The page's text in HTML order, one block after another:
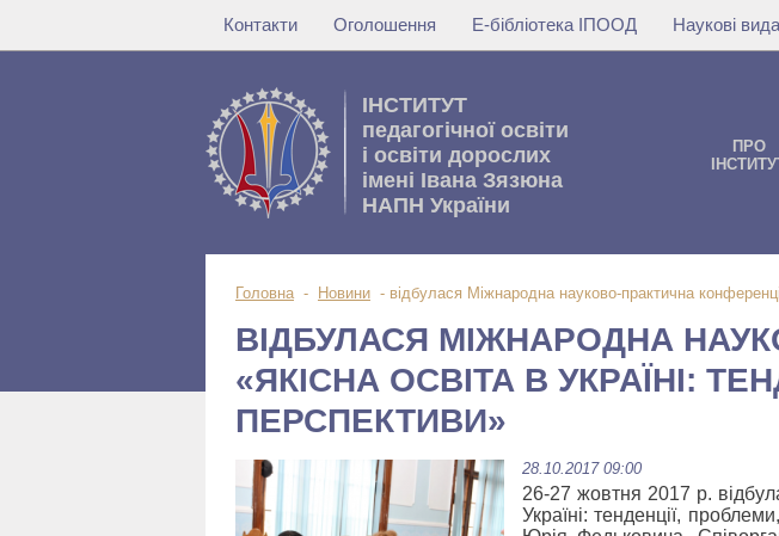
Контакти Оголошення Е-бібліотека ІПООД Наукові
IНСТИТУТ
педагогічної освіти
i освiти дорослих
імені Івана Зязюна
НАПН України
ПРО
Головна- Новини - відбулася Міжнародна науково-практична
ВІДБУЛАСЯ МІЖНАРОДНА
«ЯКІСНА ОСВІТА В УКРАЇНІ:
ПЕРСПЕКТИВИ»
28.10.2017 09:00
26-27 жовтня 2017 р.
Україні: тенденції,